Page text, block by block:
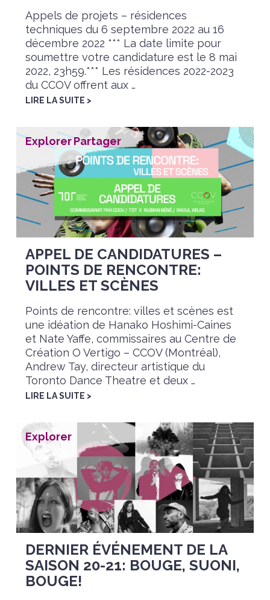
Appels de projets – résidences
techniques du 6 septembre 2022 au 16
décembre 2022 *** La date limite pour
soumettre votre candidature est le 8 mai
2022, 23h59.*** Les résidences 2022-2023
du CCOV offrent aux …
LIRE LA SUITE >
Explorer,Partager
APPEL DE CANDIDATURES –
POINTS DE RENCONTRE:
VILLES ET SCÈNES
Points de rencontre: villes et scènes est
une idéation de Hanako Hoshimi-Caines
et Nate Yaffe, commissaires au Centre de
Création O Vertigo – CCOV (Montréal),
Andrew Tay, directeur artistique du
Toronto Dance Theatre et deux …
LIRE LA SUITE >
Explorer
DERNIER ÉVÉNEMENT DE LA
SAISON 20-21: BOUGE, SUONI,
BOUGE!